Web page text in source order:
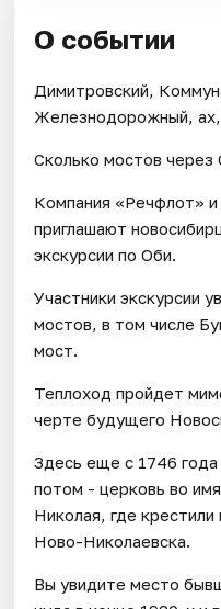
О событии
Димитровский,
Железнодорожный, ах,
Сколько мостов через
Компания «Речфлот»
приглашают
экскурсии по Оби.
Участники экскурсии
мостов, в том числе
мост.
Теплоход пройдет
черте будущего
Здесь еще с 1746
потом - церковь во
Николая, где
Ново-Николаевска.
Вы увидите место